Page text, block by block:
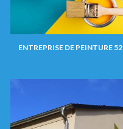
ENTREPRISE DE PEINTURE 52